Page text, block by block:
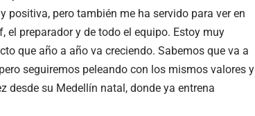
pero también me ha servido para ver en
preparador y de todo el equipo. Estoy muy
que año a año va creciendo. Sabemos que va a
seguiremos peleando con los mismos valores y
desde su Medellín natal, donde ya entrena